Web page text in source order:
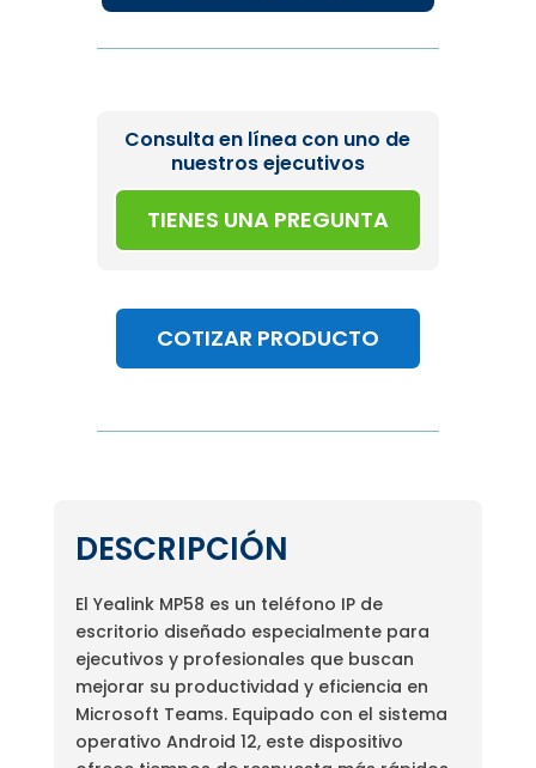
Consulta en línea con uno de
nuestros ejecutivos
TIENES UNA PREGUNTA
COTIZAR PRODUCTO
DESCRIPCIÓN
El Yealink MP58 es un teléfono IP de
escritorio diseñado especialmente para
ejecutivos y profesionales que buscan
mejorar su productividad y eficiencia en
Microsoft Teams. Equipado con el sistema
operativo Android 12, este dispositivo